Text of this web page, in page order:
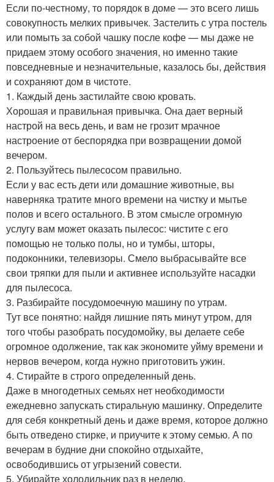
Если по-честному, то порядок в доме — это всего лишь
совокупность мелких привычек. Застелить с утра постель
или помыть за собой чашку после кофе — мы даже не
придаем этому особого значения, но именно такие
повседневные и незначительные, казалось бы, действия
и сохраняют дом в чистоте.
1. Каждый день застилайте свою кровать.
Хорошая и правильная привычка. Она дает верный
настрой на весь день, и вам не грозит мрачное
настроение от беспорядка при возвращении домой
вечером.
2. Пользуйтесь пылесосом правильно.
Если у вас есть дети или домашние животные, вы
наверняка тратите много времени на чистку и мытье
полов и всего остального. В этом смысле огромную
услугу вам может оказать пылесос: чистите с его
помощью не только полы, но и тумбы, шторы,
подоконники, телевизоры. Смело выбрасывайте все
свои тряпки для пыли и активнее используйте насадки
для пылесоса.
3. Разбирайте посудомоечную машину по утрам.
Тут все понятно: найдя лишние пять минут утром, для
того чтобы разобрать посудомойку, вы делаете себе
огромное одолжение, так как экономите уйму времени и
нервов вечером, когда нужно приготовить ужин.
4. Стирайте в строго определенный день.
Даже в многодетных семьях нет необходимости
ежедневно запускать стиральную машинку. Определите
для себя конкретный день и даже время, которое должно
быть отведено стирке, и приучите к этому семью. А по
вечерам в будние дни спокойно отдыхайте,
освободившись от угрызений совести.
5. Убирайте холодильник раз в неделю.